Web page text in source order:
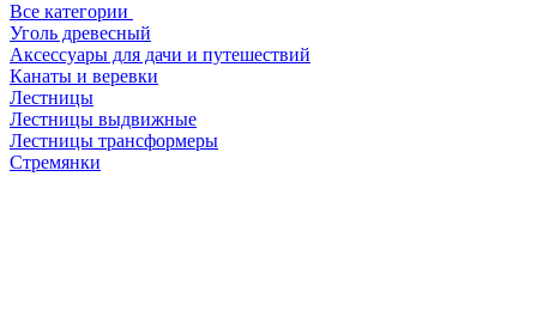
Все категории
Уголь древесный
Аксессуары для дачи и путешествий
Канаты и веревки
Лестницы
Лестницы выдвижные
Лестницы трансформеры
Стремянки